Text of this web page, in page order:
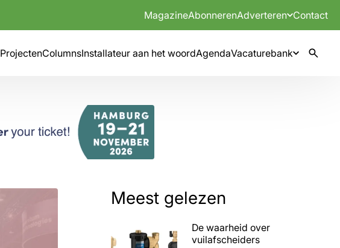
MagazineAbonnerenAdverteren Contact
ProjectenColumnsInstallateur aan het woordAgendaVacaturebank
Meest gelezen
De waarheid over
vuilafscheiders
Lees artikel